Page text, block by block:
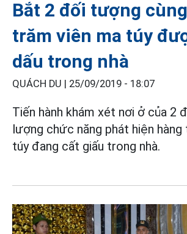
Bắt 2 đối tượng
trăm viên ma túy
dấu trong nhà
QUÁCH DU | 25/09/2019 - 18:07
Tiến hành khám xét nơi ở của 2
lượng chức năng phát hiện hàng
túy đang cất giấu trong nhà.